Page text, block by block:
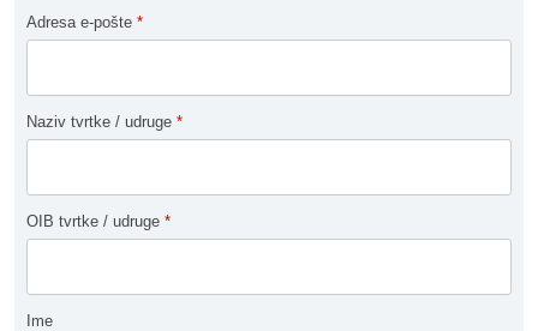
Adresa e-pošte *
Naziv tvrtke / udruge *
OIB tvrtke / udruge *
Ime